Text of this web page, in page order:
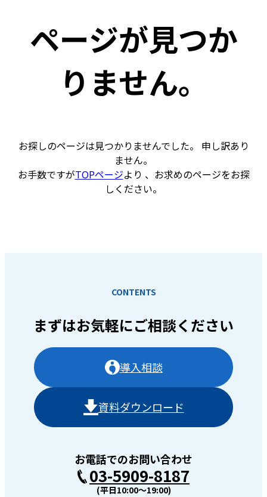
ページが見つか
りません。
お探しのページは見つかりませんでした。 申し訳あり
ません。
お手数ですがTOPページより 、お求めのページをお探
しください。
CONTENTS
まずはお気軽にご相談ください
導入相談
資料ダウンロード
お電話でのお問い合わせ
03-5909-8187
(平日10:00〜19:00)